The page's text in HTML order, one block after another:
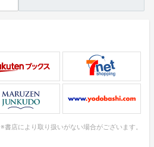
※書店により取り扱いがない場合がございます。